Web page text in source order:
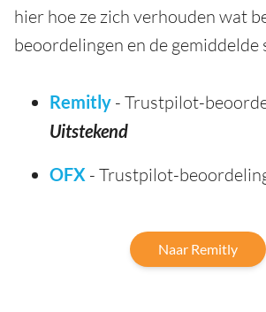
hier hoe ze zich verhouden wat
beoordelingen en de gemiddelde
Remitly - Trustpilot-
Uitstekend
OFX - Trustpilot-
Naar Remitly